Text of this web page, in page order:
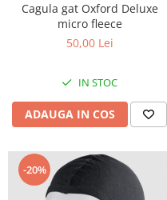
Genti TERRA Shad
Kituri complete TERRA Shad
Top Case Shad
Rucsacuri & Genti
Genti
Suporti prindere cutii/genti
Cutii / Genti
Cagula gat Oxford Deluxe
micro fleece
50,00 Lei
IN STOC
ADAUGA IN COS
-20%